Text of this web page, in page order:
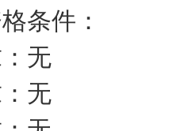
条件：
无
无